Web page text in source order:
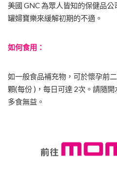
美國 GNC 為眾人皆知的保健品
罐婦寶樂來緩解初期的不適。
如何食用：
如一般食品補充物，可於懷孕前
顆(每份 )，每日可達 2次。請隨開
多食無益。